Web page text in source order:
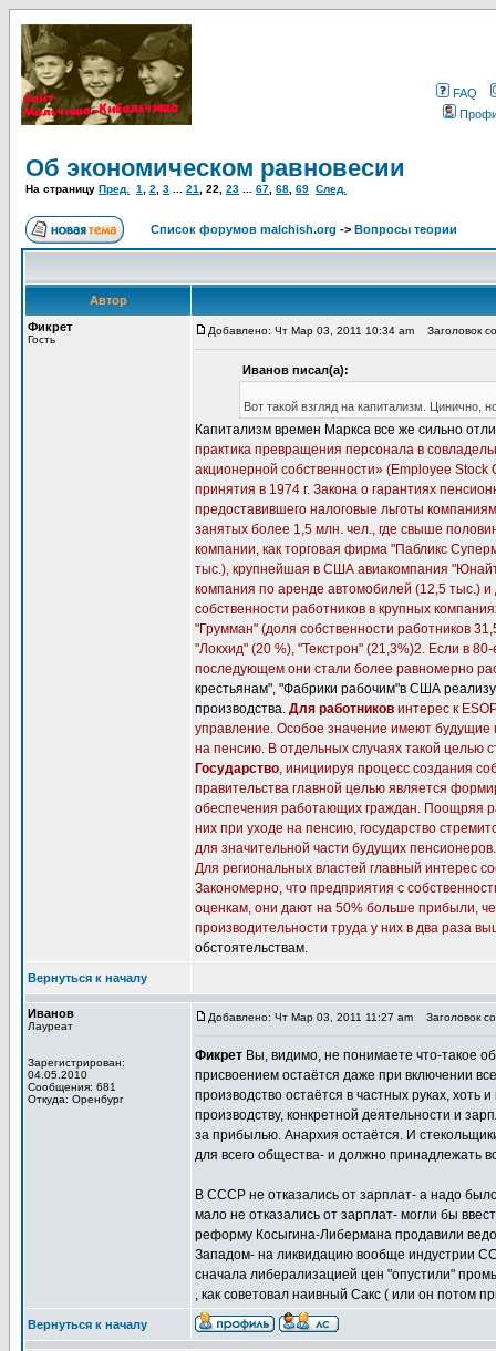
FAQ
Об экономическом равновесии
На страницу Пред. 1 2 3 21 22 23 67 68 69 След.
Список форумов malchish.org -> Вопросы теории
Автор
Фикрет
Гость
Добавлено: Чт Мар 03, 2011 10:34 am Заголовок
Иванов писал(а):
Вот такой взгляд на капитализм. Цинично,
Капитализм времен Маркса все же сильно
практика превращения персонала в
акционерной собственности» (Employee
принятия в 1974 г. Закона о гарантиях
предоставившего налоговые льготы
занятых более 1,5 млн. чел., где свыше
компании, как торговая фирма "Пабликс
тыс.), крупнейшая в США авиакомпания
компания по аренде автомобилей (12,5 тыс.) и
собственности работников в крупных
"Грумман" (доля собственности работников
"Локхид" (20 %), "Текстрон" (21,3%)2. Если в
последующем они стали более равномерно
крестьянам", "Фабрики рабочим"в США
производства. Для работников интерес к
управление. Особое значение имеют
на пенсию. В отдельных случаях такой целью
Государство, инициируя процесс создания
правительства главной целью является
обеспечения работающих граждан. Поощряя
них при уходе на пенсию, государство
для значительной части будущих пенсионеров.
Для региональных властей главный интерес
Закономерно, что предприятия с
оценкам, они дают на 50% больше прибыли,
производительности труда у них в два раза
обстоятельствам.
Вернуться к началу
Иванов
Лауреат
Зарегистрирован:
04.05.2010
Сообщения: 681
Откуда: Оренбург
Добавлено: Чт Мар 03, 2011 11:27 am Заголовок
Фикрет Вы, видимо, не понимаете что-такое
присвоением остаётся даже при включении
производство остаётся в частных руках, хоть
производству, конкретной деятельности и
за прибылью. Анархия остаётся. И
для всего общества- и должно принадлежать
В СССР не отказались от зарплат- а надо
мало не отказались от зарплат- могли бы
реформу Косыгина-Либермана продавили
Западом- на ликвидацию вообще индустрии
сначала либерализацией цен "опустили"
, как советовал наивный Сакс ( или он потом
Вернуться к началу